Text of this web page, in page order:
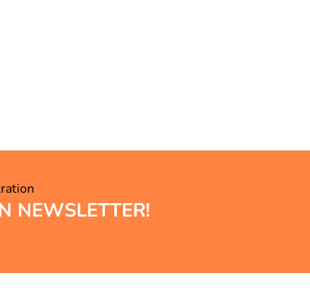
NEWSLETTER!